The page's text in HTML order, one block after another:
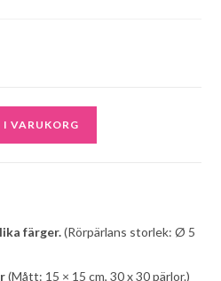
I VARUKORG
färger.(Rörpärlans storlek: Ø 5
(Mått: 15 × 15 cm, 30 x 30 pärlor.)